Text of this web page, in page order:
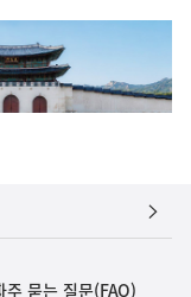
주 묻는 질문(FAQ)